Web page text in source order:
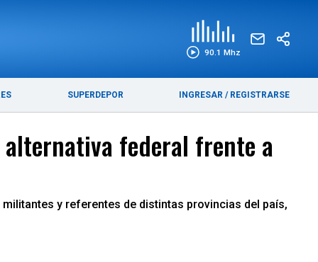
90.1 Mhz
SUPERDEPOR INGRESAR / REGISTRARSE
alternativa federal frente a
y referentes de distintas provincias del país,